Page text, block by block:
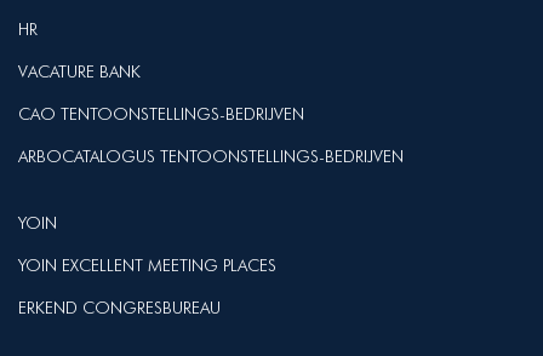
HR
VACATURE BANK
CAO TENTOONSTELLINGS-BEDRIJVEN
ARBOCATALOGUS TENTOONSTELLINGS-BEDRIJVEN
YOIN
YOIN EXCELLENT MEETING PLACES
ERKEND CONGRESBUREAU